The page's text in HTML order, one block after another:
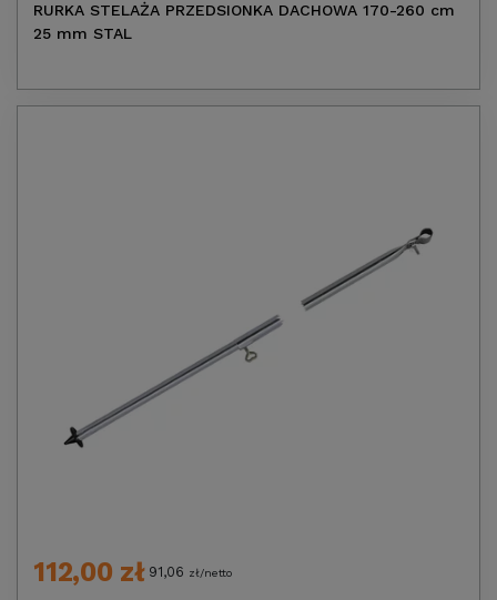
RURKA STELAŻA PRZEDSIONKA DACHOWA 170-260 cm
25 mm STAL
112,00 zł 91,06 zł/netto